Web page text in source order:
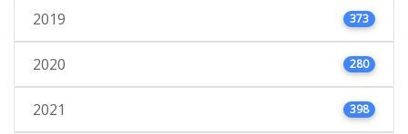
2019 373
2020 280
2021 398